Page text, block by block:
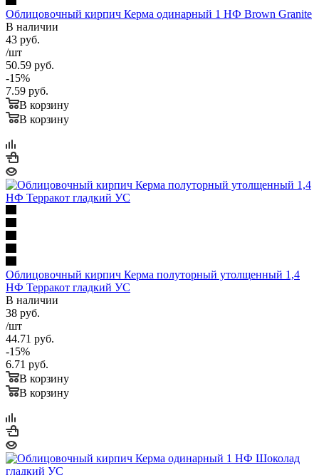
Облицовочный кирпич Керма одинарный 1 НФ Brown Granite
В наличии
43 руб.
/шт
50.59 руб.
-15%
7.59 руб.
В корзину
В корзину
Облицовочный кирпич Керма полуторный утолщенный 1,4
НФ Терракот гладкий УС
В наличии
38 руб.
/шт
44.71 руб.
-15%
6.71 руб.
В корзину
В корзину